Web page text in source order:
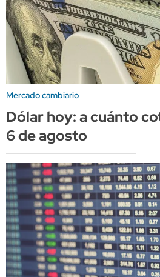
Mercado cambiario
Dólar hoy: a cuánto
6 de agosto